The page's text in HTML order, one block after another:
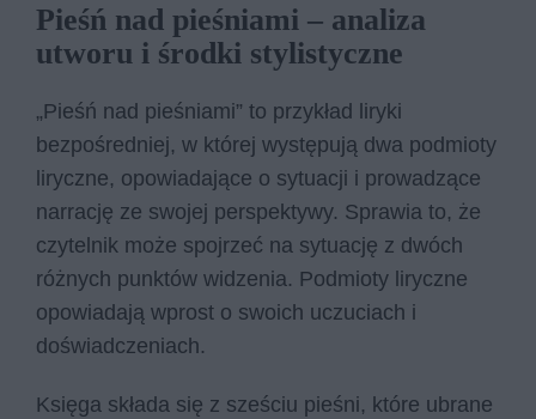
Pieśń nad pieśniami – analiza
utworu i środki stylistyczne
„Pieśń nad pieśniami” to przykład liryki
bezpośredniej, w której występują dwa podmioty
liryczne, opowiadające o sytuacji i prowadzące
narrację ze swojej perspektywy. Sprawia to, że
czytelnik może spojrzeć na sytuację z dwóch
różnych punktów widzenia. Podmioty liryczne
opowiadają wprost o swoich uczuciach i
doświadczeniach.
Księga składa się z sześciu pieśni, które ubrane